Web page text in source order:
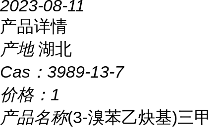
2023-08-11
产品详情
产地 湖北
Cas： 3989-13-7
价格： 1
产品名称(3-溴苯乙炔基)三甲